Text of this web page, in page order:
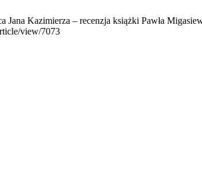
Jana Kazimierza – recenzja książki Pawła
view/7073